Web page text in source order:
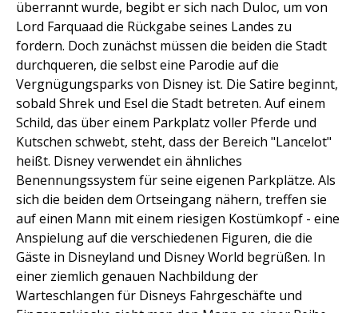
überrannt wurde, begibt er sich nach Duloc, um von
Lord Farquaad die Rückgabe seines Landes zu
fordern. Doch zunächst müssen die beiden die Stadt
durchqueren, die selbst eine Parodie auf die
Vergnügungsparks von Disney ist. Die Satire beginnt,
sobald Shrek und Esel die Stadt betreten. Auf einem
Schild, das über einem Parkplatz voller Pferde und
Kutschen schwebt, steht, dass der Bereich "Lancelot"
heißt. Disney verwendet ein ähnliches
Benennungssystem für seine eigenen Parkplätze. Als
sich die beiden dem Ortseingang nähern, treffen sie
auf einen Mann mit einem riesigen Kostümkopf - eine
Anspielung auf die verschiedenen Figuren, die die
Gäste in Disneyland und Disney World begrüßen. In
einer ziemlich genauen Nachbildung der
Warteschlangen für Disneys Fahrgeschäfte und